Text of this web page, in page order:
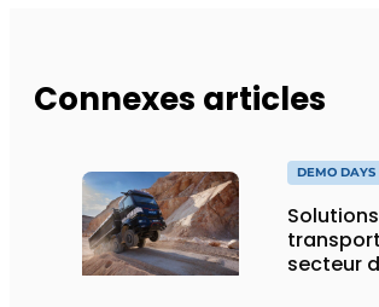
Connexes articles
DEMO DAYS
secteur